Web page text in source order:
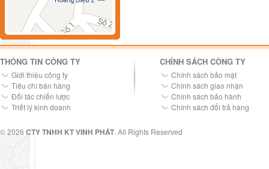
THÔNG TIN CÔNG TY
Giới thiệu công ty
Tiêu chí bán hàng
Đối tác chiến lược
Triết lý kinh doanh
CHÍNH SÁCH CÔNG TY
Chính sách bảo mật
Chính sách giao nhận
Chính sách bảo hành
Chính sách đổi trả hàng
© 2026 CTY TNHH KT VINH PHÁT. All Rights Reserved